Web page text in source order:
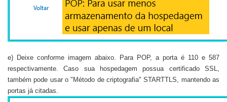
e) Deixe conforme imagem abaixo. Para POP, a porta é 110 e 587
respectivamente. Caso sua hospedagem possua certificado SSL,
também pode usar o "Método de criptografia" STARTTLS, mantendo as
portas já citadas.